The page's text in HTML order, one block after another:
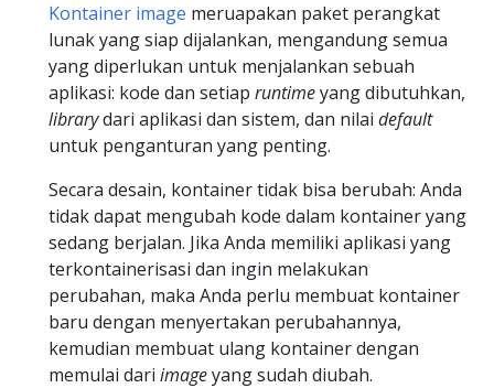
Kontainer image meruapakan paket perangkat
lunak yang siap dijalankan, mengandung semua
yang diperlukan untuk menjalankan sebuah
aplikasi: kode dan setiap runtimeyang dibutuhkan,
librarydari aplikasi dan sistem, dan nilai default
untuk penganturan yang penting.
Secara desain, kontainer tidak bisa berubah: Anda
tidak dapat mengubah kode dalam kontainer yang
sedang berjalan. Jika Anda memiliki aplikasi yang
terkontainerisasi dan ingin melakukan
perubahan, maka Anda perlu membuat kontainer
baru dengan menyertakan perubahannya,
kemudian membuat ulang kontainer dengan
memulai dari imageyang sudah diubah.